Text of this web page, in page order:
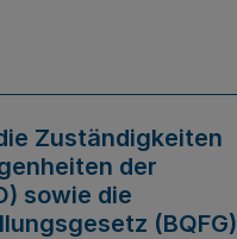
Zuständigkeiten
der
sowie die
(BQFG)